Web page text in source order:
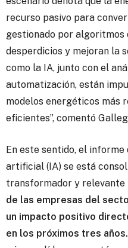
recurso pasivo para
gestionado por algoritmos
desperdicios y mejoran la
como la IA, junto con el
automatización, están
modelos energéticos más
eficientes”, comentó
En este sentido, el
artificial (IA) se está
transformador y relevante
de las empresas del
un impacto positivo
en los próximos tres años.